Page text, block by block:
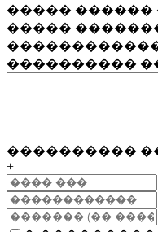
����� ������
�����
����������
����������
+